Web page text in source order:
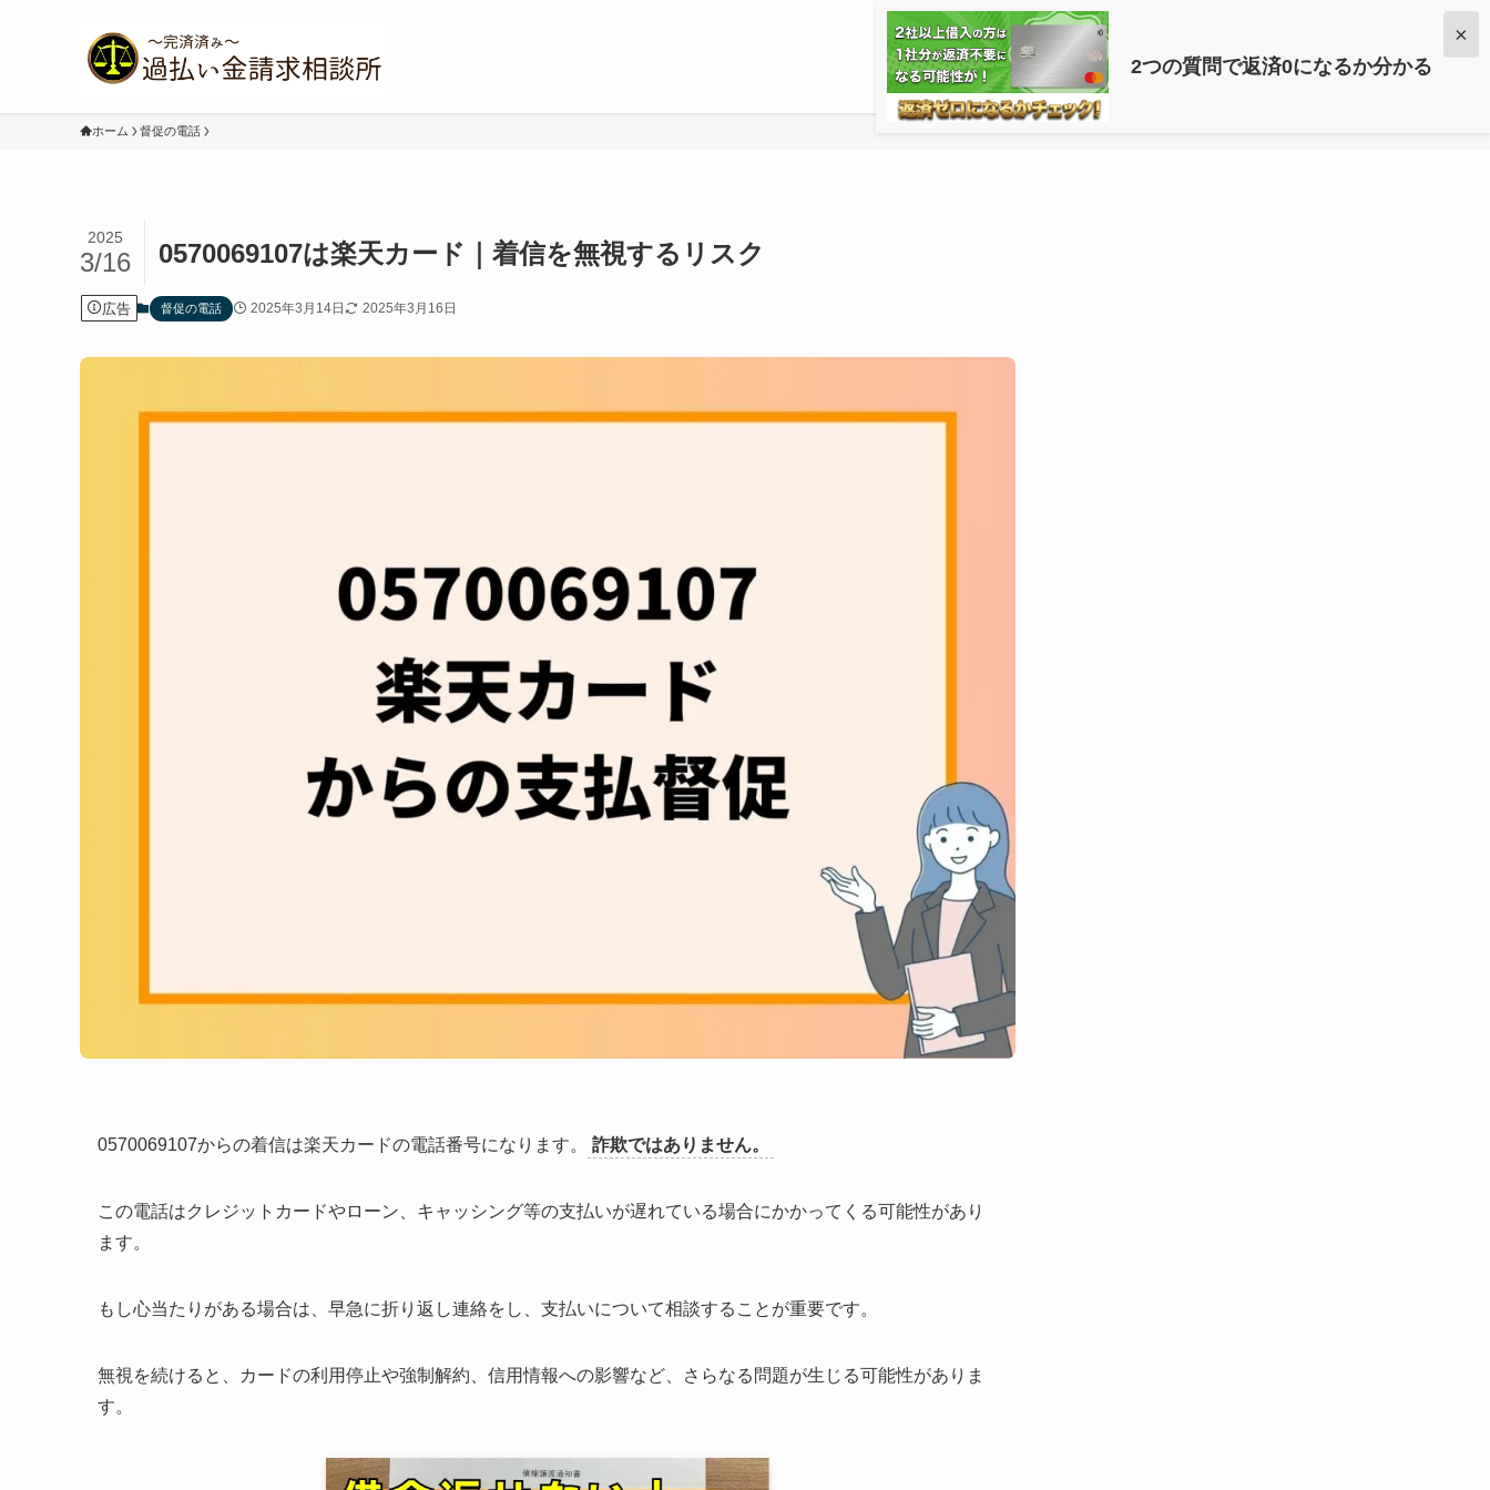
2つの質問で返済0になるか分かる
×
ホーム 督促の電話
0570069107は楽天カード｜着信を無視するリスク
2025
3/16
広告 督促の電話 2025年3月14日 2025年3月16日
0570069107からの着信は楽天カードの電話番号になります。 詐欺ではありません。
この電話はクレジットカードやローン、キャッシング等の支払いが遅れている場合にかかってくる可能性があり
ます。
​もし心当たりがある場合は、早急に折り返し連絡をし、支払いについて相談することが重要です。​
無視を続けると、カードの利用停止や強制解約、信用情報への影響など、さらなる問題が生じる可能性がありま
す。